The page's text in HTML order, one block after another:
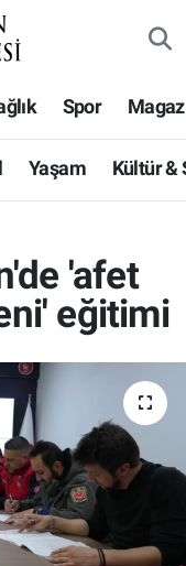
Spor
Yaşam Kültür &
'afet
eğitimi